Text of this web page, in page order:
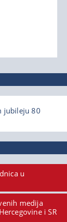
jubileju 80
u
medija
i SR